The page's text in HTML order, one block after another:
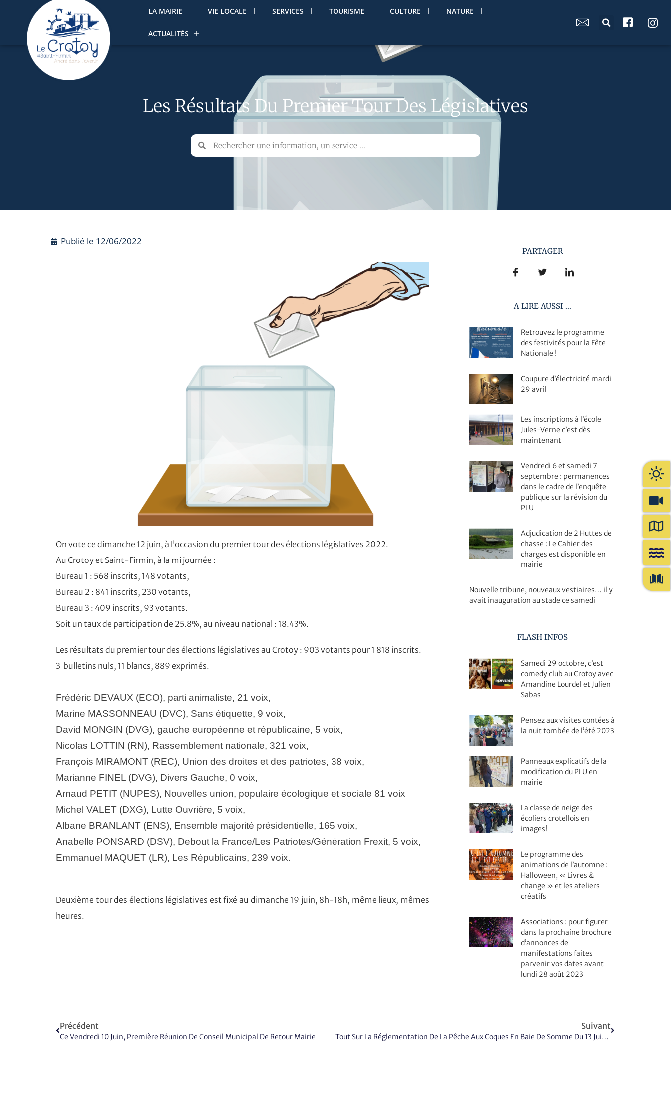
LA MAIRIE VIE LOCALE SERVICES TOURISME CULTURE NATURE
ACTUALITÉS
Les Résultats Du Premier Tour Des Législatives
Publié le 12/06/2022
On vote ce dimanche 12 juin, à l’occasion du premier tour des élections législatives 2022.
Au Crotoy et Saint-Firmin, à la mi journée :
Bureau 1 : 568 inscrits, 148 votants,
Bureau 2 : 841 inscrits, 230 votants,
Bureau 3 : 409 inscrits, 93 votants.
Soit un taux de participation de 25.8%, au niveau national : 18.43%.
Les résultats du premier tour des élections législatives au Crotoy : 903 votants pour 1 818 inscrits.
3 bulletins nuls, 11 blancs, 889 exprimés.
Frédéric DEVAUX (ECO), parti animaliste, 21 voix,
Marine MASSONNEAU (DVC), Sans étiquette, 9 voix,
David MONGIN (DVG), gauche européenne et républicaine, 5 voix,
Nicolas LOTTIN (RN), Rassemblement nationale, 321 voix,
François MIRAMONT (REC), Union des droites et des patriotes, 38 voix,
Marianne FINEL (DVG), Divers Gauche, 0 voix,
Arnaud PETIT (NUPES), Nouvelles union, populaire écologique et sociale 81 voix
Michel VALET (DXG), Lutte Ouvrière, 5 voix,
Albane BRANLANT (ENS), Ensemble majorité présidentielle, 165 voix,
Anabelle PONSARD (DSV), Debout la France/Les Patriotes/Génération Frexit, 5 voix,
Emmanuel MAQUET (LR), Les Républicains, 239 voix.
Deuxième tour des élections législatives est fixé au dimanche 19 juin, 8h-18h, même lieux, mêmes
heures.
PARTAGER
A LIRE AUSSI ...
Retrouvez le programme
des festivités pour la Fête
Nationale !
Coupure d’électricité mardi
29 avril
Les inscriptions à l’école
Jules-Verne c’est dès
maintenant
Vendredi 6 et samedi 7
septembre : permanences
dans le cadre de l’enquête
publique sur la révision du
PLU
Adjudication de 2 Huttes de
chasse : Le Cahier des
charges est disponible en
mairie
Nouvelle tribune, nouveaux vestiaires… il y
avait inauguration au stade ce samedi
FLASH INFOS
Samedi 29 octobre, c’est
comedy club au Crotoy avec
Amandine Lourdel et Julien
Sabas
Pensez aux visites contées à
la nuit tombée de l’été 2023
Panneaux explicatifs de la
modification du PLU en
mairie
La classe de neige des
écoliers crotellois en
images!
Le programme des
animations de l’automne :
Halloween, « Livres &
change » et les ateliers
créatifs
Associations : pour figurer
dans la prochaine brochure
d’annonces de
manifestations faites
parvenir vos dates avant
lundi 28 août 2023
Précédent
Ce Vendredi 10 Juin, Première Réunion De Conseil Municipal De Retour Mairie
Suivant
Tout Sur La Réglementation De La Pêche Aux Coques En Baie De Somme Du 13 Juin Au 29 Juillet